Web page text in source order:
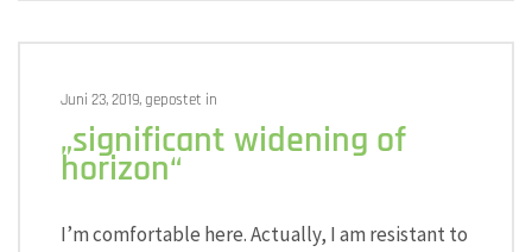
Juni 23, 2019, gepostet in
„significant widening of
horizon“
I’m comfortable here. Actually, I am resistant to